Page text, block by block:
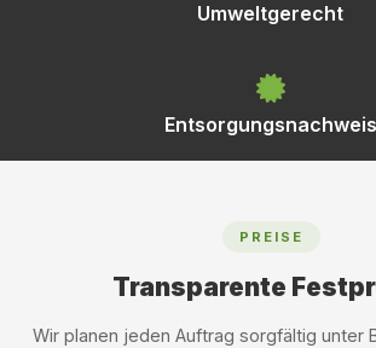
Umweltgerecht
Entsorgungsnachweis
PREISE
Transparente
Wir planen jeden Auftrag sorgfältig unter